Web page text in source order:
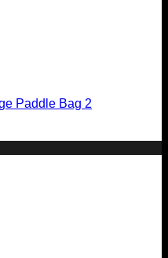
Paddle Bag 2